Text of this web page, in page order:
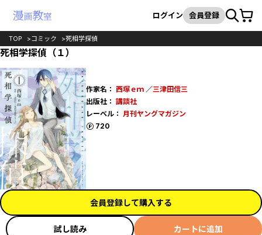
検索
ログイン 会員登録カート
TOP コミック 死相学探偵
死相学探偵（１）
作家名： 西塚ｅｍ／三津田信三
出版社： 講談社
レーベル： 月刊ヤングマガジン
720
ポイント
会員登録して購入する
試し読み カートに追加